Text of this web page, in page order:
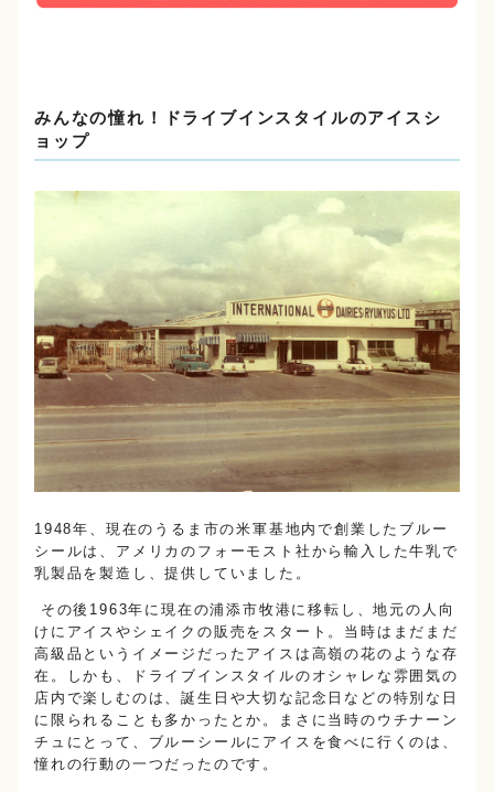
みんなの憧れ！ドライブインスタイルのアイスシ
ョップ
1948年、現在のうるま市の米軍基地内で創業したブルー
シールは、アメリカのフォーモスト社から輸入した牛乳で
乳製品を製造し、提供していました。
その後1963年に現在の浦添市牧港に移転し、地元の人向
けにアイスやシェイクの販売をスタート。当時はまだまだ
高級品というイメージだったアイスは高嶺の花のような存
在。しかも、ドライブインスタイルのオシャレな雰囲気の
店内で楽しむのは、誕生日や大切な記念日などの特別な日
に限られることも多かったとか。まさに当時のウチナーン
チュにとって、ブルーシールにアイスを食べに行くのは、
憧れの行動の一つだったのです。